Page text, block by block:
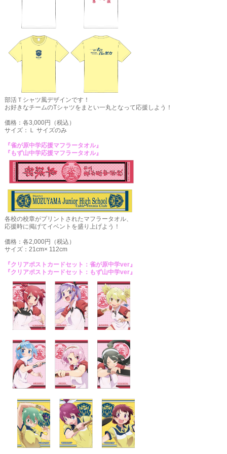
部活Ｔシャツ風デザインです！
お好きなチームのTシャツをまとい一丸となって応援しよう！
価格：各3,000円（税込）
サイズ：Ｌ サイズのみ
『雀が原中学応援マフラータオル』
『もず山中学応援マフラータオル』
各校の校章がプリントされたマフラータオル、
応援時に掲げてイベントを盛り上げよう！
価格：各2,000円（税込）
サイズ：21cm× 112cm
『クリアポストカードセット：雀が原中学ver』
『クリアポストカードセット：もず山中学ver』